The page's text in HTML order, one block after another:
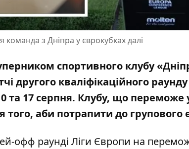
команда з Дніпра у єврокубках далі
спортивного клубу
другого кваліфікаційного
та 17 серпня. Клубу, що
того, аби потрапити до групового
офф раунді Ліги Європи на